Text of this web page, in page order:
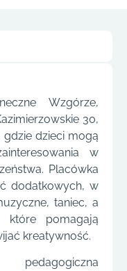
Wzgórze,
30,
gdzie dzieci mogą
w
Placówka
dodatkowych, w
taniec, a
które pomagają
kreatywność.
pedagogiczna